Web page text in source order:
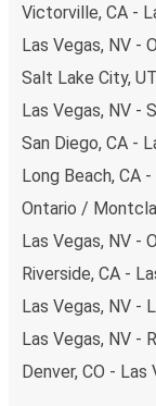
Victorville, CA -
Las Vegas, NV -
Salt Lake City,
Las Vegas, NV -
San Diego, CA -
Long Beach, CA
Ontario /
Las Vegas, NV -
Riverside, CA -
Las Vegas, NV -
Las Vegas, NV -
Denver, CO - Las